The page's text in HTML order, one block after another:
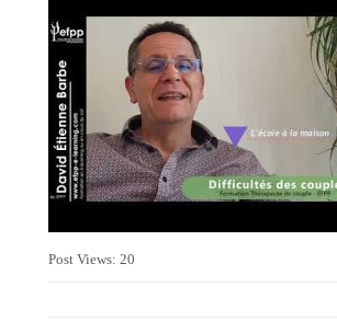
Post Views: 20